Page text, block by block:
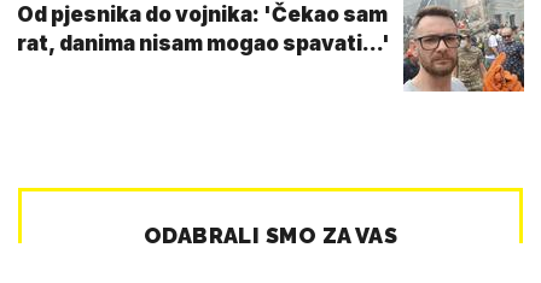
Od pjesnika do vojnika: 'Čekao sam
rat, danima nisam mogao spavati...'